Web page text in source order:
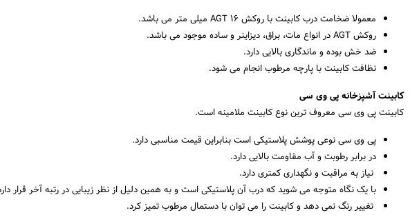
معمولا ضخامت درب کابینت با روکش AGT 16 میلی متر می باشد.
روکش AGT در انواع مات، براق، دیزاینر و ساده موجود می باشد.
ضد خش بوده و ماندگاری بالایی دارد.
نظافت کابینت با پارچه مرطوب انجام می شود.
کابینت آشپزخانه پی وی سی
کابینت پی وی سی معروف ترین نوع کابینت ملامینه است.
پی وی سی نوعی پوشش پلاستیکی است بنابراین قیمت مناسبی دارد.
در برابر رطوبت و آب مقاومت بالایی دارد.
نیاز به مراقبت و نگهداری کمتری دارد.
با یک نگاه متوجه می شوید که درب آن پلاستیکی است و به همین دلیل از نظر زیبایی در رتبه آخر قرار
تغییر رنگ نمی دهد و کابینت را می توان با دستمال مرطوب تمیز کرد.